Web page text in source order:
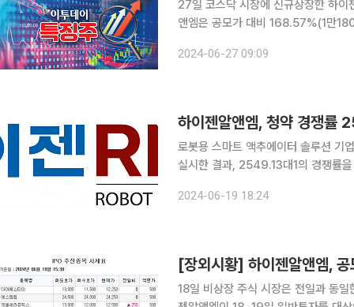
27일 코스닥 시장에 신규상장한 하이젠알앤엠이 장 초
앤엠은 공모가 대비 168.57%(1만1800원) 오
으로 확정했고, 18~19일 일반투자자
2024-06-27 09:09
하이젠알앤엠, 청약 경쟁률
로봇용 스마트 액추에이터 솔루션 기
실시한 결과, 2549.13대1의 경쟁률
관이 참여해 경쟁률 1099.2대 1을 기
2024-06-19 18:24
[장외시황] 하이젠알앤엠,
18일 비상장 주식 시장은 전일과 동일한 호가였다. 로봇용 스마트 액추에